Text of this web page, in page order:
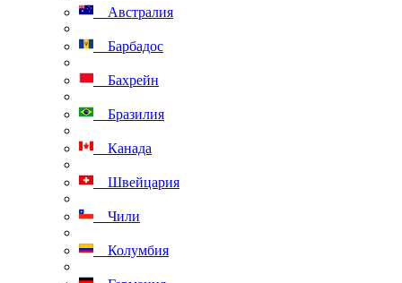
Австралия
Барбадос
Бахрейн
Бразилия
Канада
Швейцария
Чили
Колумбия